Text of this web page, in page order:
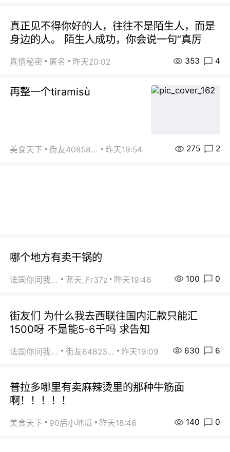
真正见不得你好的人，往往不是陌生人，而是
身边的人。 陌生人成功，你会说一句“真厉
真情秘密 匿名 昨天20:02 353 4
再整一个tiramisù
美食天下 街友40858442 昨天19:54 275 2
哪个地方有卖干锅的
法国你问我答 蓝天_Fr37z 昨天19:46 100 0
街友们 为什么我去西联往国内汇款只能汇
1500呀 不是能5-6千吗 求告知
法国你问我答 街友64823891 昨天19:09 630 6
普拉多哪里有卖麻辣烫里的那种牛筋面
啊！！！！！
美食天下 90后小地瓜 昨天18:46 140 0